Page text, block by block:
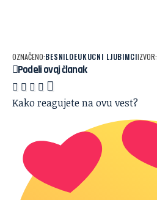
OZNAČENO:BESNILOEUKUCNI LJUBIMCIIZVOR:
Podeli ovaj članak
Kako reagujete na ovu vest?